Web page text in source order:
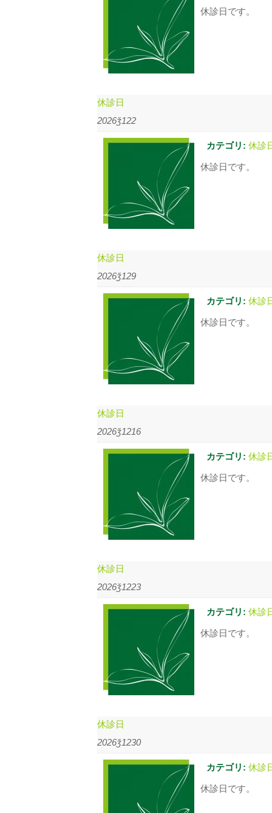
休診日です。
休診日
2026ǯ122
カテゴリ: 休診
休診日です。
休診日
2026ǯ129
カテゴリ: 休診
休診日です。
休診日
2026ǯ1216
カテゴリ: 休診
休診日です。
休診日
2026ǯ1223
カテゴリ: 休診
休診日です。
休診日
2026ǯ1230
カテゴリ: 休診
休診日です。